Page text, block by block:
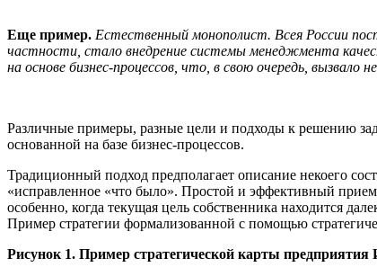
Еще пример. Естественный монополист. Всея России
частности, стало внедрение системы менеджмента
на основе бизнес-процессов, что, в свою очередь, вызвало
Различные примеры, разные цели и подходы к решению
основанной на базе бизнес-процессов.
Традиционный подход предполагает описание некоего
«исправленное «что было». Простой и эффективный прием
особенно, когда текущая цель собственника находится
Пример стратегии формализованной с помощью
Рисунок 1. Пример стратегической карты предприятия